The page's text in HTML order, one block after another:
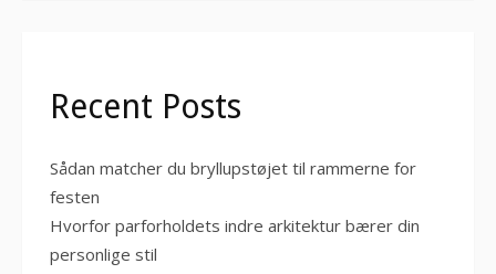
Recent Posts
Sådan matcher du bryllupstøjet til rammerne for
festen
Hvorfor parforholdets indre arkitektur bærer din
personlige stil